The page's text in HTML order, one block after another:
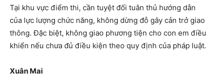
Tại khu vực điểm thi, cần tuyệt đối tuân thủ hướng dẫn
của lực lượng chức năng, không dừng đỗ gây cản trở giao
thông. Đặc biệt, không giao phương tiện cho con em điều
khiển nếu chưa đủ điều kiện theo quy định của pháp luật.
Xuân Mai